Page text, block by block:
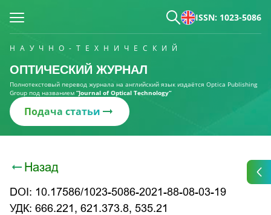
ISSN: 1023-5086
НАУЧНО-ТЕХНИЧЕСКИЙ
ОПТИЧЕСКИЙ ЖУРНАЛ
Полнотекстовый перевод журнала на английский язык издаётся Optica Publishing
Group под названием “Journal of Optical Technology“
Подача статьи
Назад
DOI: 10.17586/1023-5086-2021-88-08-03-19
УДК: 666.221, 621.373.8, 535.21